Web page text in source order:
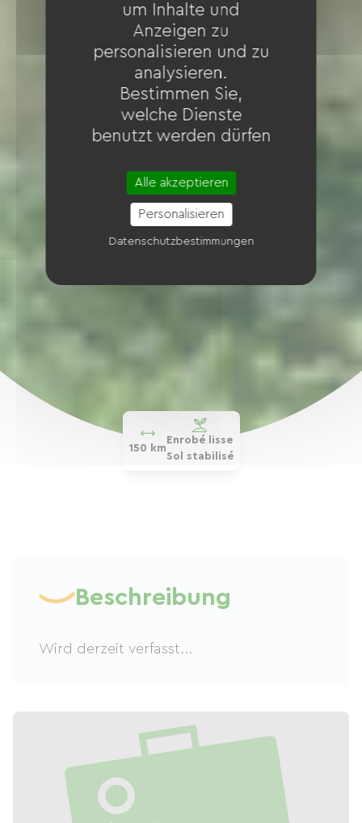
150 km
Enrobé lisse
Sol stabilisé
Beschreibung
Wird derzeit verfasst...
um Inhalte und
Anzeigen zu
personalisieren und zu
analysieren.
Bestimmen Sie,
welche Dienste
benutzt werden dürfen
Alle akzeptieren
Personalisieren
Datenschutzbestimmungen